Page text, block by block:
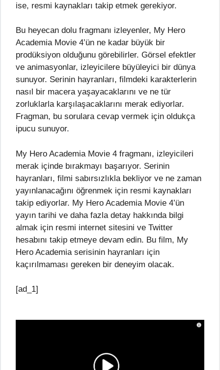
ise, resmi kaynakları takip etmek gerekiyor.
Bu heyecan dolu fragmanı izleyenler, My Hero
Academia Movie 4’ün ne kadar büyük bir
prodüksiyon olduğunu görebilirler. Görsel efektler
ve animasyonlar, izleyicilere büyüleyici bir dünya
sunuyor. Serinin hayranları, filmdeki karakterlerin
nasıl bir macera yaşayacaklarını ve ne tür
zorluklarla karşılaşacaklarını merak ediyorlar.
Fragman, bu sorulara cevap vermek için oldukça
ipucu sunuyor.
My Hero Academia Movie 4 fragmanı, izleyicileri
merak içinde bırakmayı başarıyor. Serinin
hayranları, filmi sabırsızlıkla bekliyor ve ne zaman
yayınlanacağını öğrenmek için resmi kaynakları
takip ediyorlar. My Hero Academia Movie 4’ün
yayın tarihi ve daha fazla detay hakkında bilgi
almak için resmi internet sitesini ve Twitter
hesabını takip etmeye devam edin. Bu film, My
Hero Academia serisinin hayranları için
kaçırılmaması gereken bir deneyim olacak.
[ad_1]